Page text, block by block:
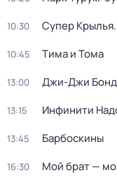
10:30 Супер
10:45 Тима и Тома
13:00 Джи-Джи
13:15 Инфинити
13:45 Барбоскины
16:30 Мой брат —